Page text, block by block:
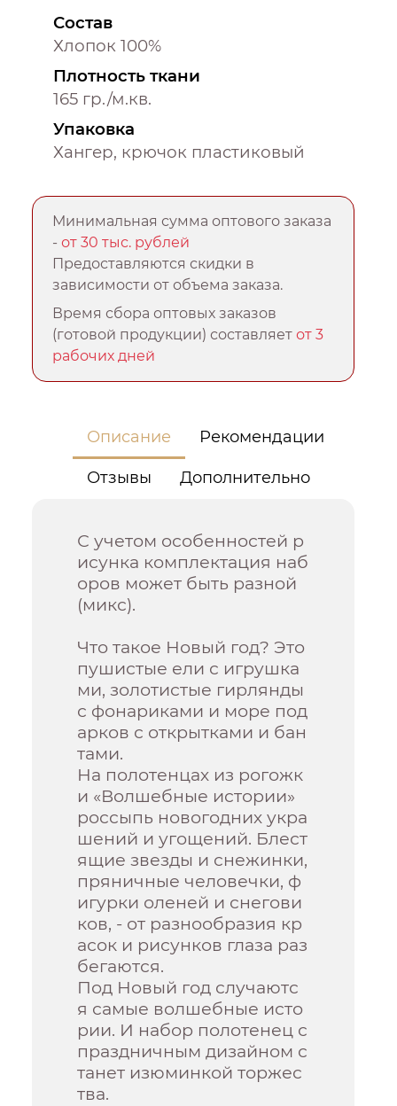
Состав
Хлопок 100%
Плотность ткани
165 гр./м.кв.
Упаковка
Хангер, крючок пластиковый
Минимальная сумма оптового заказа
-от 30 тыс. рублей
Предоставляются скидки в
зависимости от объема заказа.
Время сбора оптовых заказов
(готовой продукции) составляетот 3
рабочих дней
Описание Рекомендации
Отзывы Дополнительно
С учетом особенностей р
исунка комплектация наб
оров может быть разной
(микс).
Что такое Новый год? Это
пушистые ели с игрушка
ми, золотистые гирлянды
с фонариками и море под
арков с открытками и бан
тами.
На полотенцах из рогожк
и «Волшебные истории»
россыпь новогодних укра
шений и угощений. Блест
ящие звезды и снежинки,
пряничные человечки, ф
игурки оленей и снегови
ков, - от разнообразия кр
асок и рисунков глаза раз
бегаются.
Под Новый год случаютс
я самые волшебные исто
рии. И набор полотенец с
праздничным дизайном с
танет изюминкой торжес
тва.